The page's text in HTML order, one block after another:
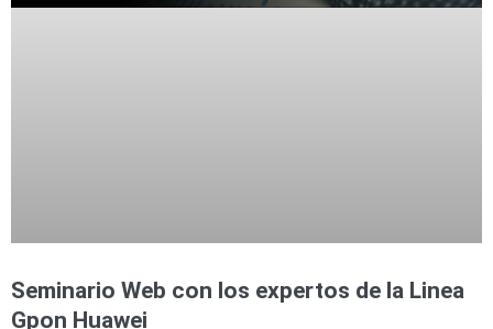
Seminario Web con los expertos de la Linea
Gpon Huawei